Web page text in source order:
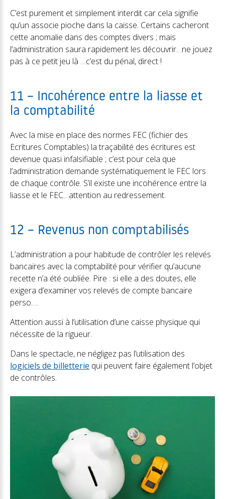
C’est purement et simplement interdit car cela signifie
qu’un associe pioche dans la caisse. Certains cacheront
cette anomalie dans des comptes divers ; mais
l’administration saura rapidement les découvrir…ne jouez
pas à ce petit jeu là …c’est du pénal, direct !
11 – Incohérence entre la liasse et
la comptabilité
Avec la mise en place des normes FEC (fichier des
Ecritures Comptables) la traçabilité des écritures est
devenue quasi infalsifiable ; c’est pour cela que
l’administration demande systématiquement le FEC lors
de chaque contrôle. S’il existe une incohérence entre la
liasse et le FEC…attention au redressement.
12 – Revenus non comptabilisés
L’administration a pour habitude de contrôler les relevés
bancaires avec la comptabilité pour vérifier qu’aucune
recette n’a été oubliée. Pire : si elle a des doutes, elle
exigera d’examiner vos relevés de compte bancaire
perso….
Attention aussi à l’utilisation d’une caisse physique qui
nécessite de la rigueur.
Dans le spectacle, ne négligez pas l’utilisation des
logiciels de billetterie qui peuvent faire également l’objet
de contrôles.